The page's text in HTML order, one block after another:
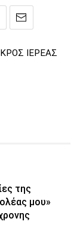
ΙΕΡΕΑΣ
της
μου»